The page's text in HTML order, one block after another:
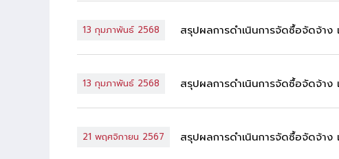
13 กุมภาพันธ์ 2568 สรุปผลการดำเนินการจัดซื้อจัดจ้าง
13 กุมภาพันธ์ 2568 สรุปผลการดำเนินการจัดซื้อจัดจ้า
21 พฤศจิกายน 2567 สรุปผลการดำเนินการจัดซื้อจัดจ้า